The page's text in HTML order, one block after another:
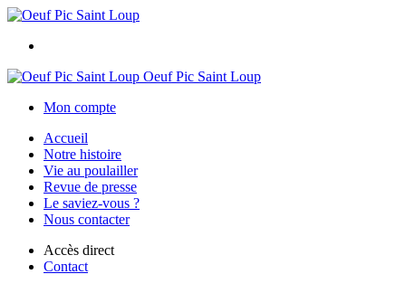
Oeuf Pic Saint Loup
Mon compte
Accueil
Notre histoire
Vie au poulailler
Revue de presse
Le saviez-vous ?
Nous contacter
Accès direct
Contact